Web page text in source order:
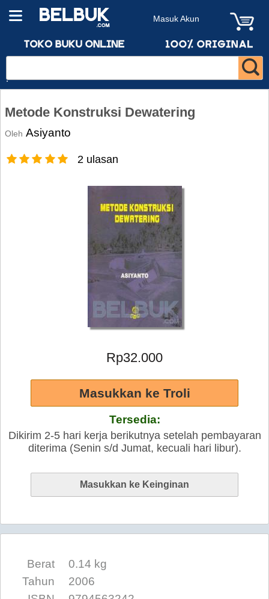
Masuk Akun
Metode Konstruksi Dewatering
Oleh Asiyanto
2 ulasan
Rp32.000
Tersedia:
Dikirim 2-5 hari kerja berikutnya setelah pembayaran
diterima (Senin s/d Jumat, kecuali hari libur).
Berat
0.14 kg
Tahun
2006